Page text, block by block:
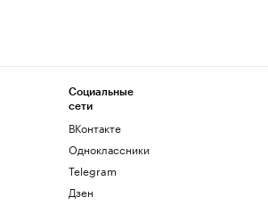
Социальные
сети
ВКонтакте
Одноклассники
Telegram
Дзен